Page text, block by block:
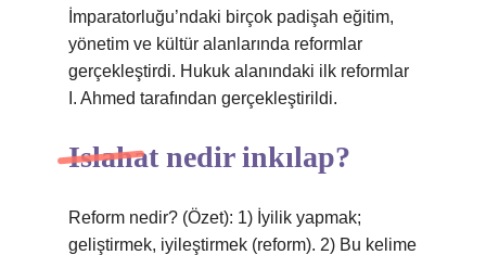
İmparatorluğu’ndaki birçok padişah eğitim,
yönetim ve kültür alanlarında reformlar
gerçekleştirdi. Hukuk alanındaki ilk reformlar
I. Ahmed tarafından gerçekleştirildi.
Islahat nedir inkılap?
Reform nedir? (Özet): 1) İyilik yapmak;
geliştirmek, iyileştirmek (reform). 2) Bu kelime